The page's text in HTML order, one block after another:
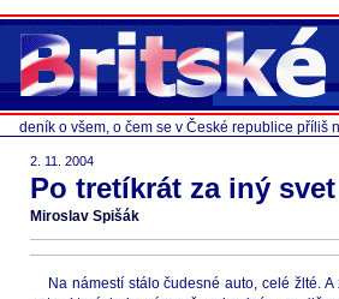
deník o všem, o čem se v České republice příliš
2. 11. 2004
Po tretíkrát za iný svet
Miroslav Spišák
Na námestí stálo čudesné auto, celé žlté.